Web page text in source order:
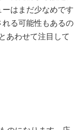
はまだ少なめです
る可能性もあるの
あわせて注目して